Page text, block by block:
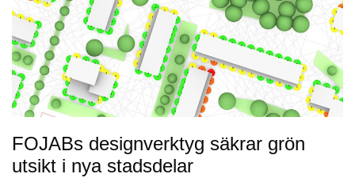
FOJABs designverktyg säkrar grön
utsikt i nya stadsdelar